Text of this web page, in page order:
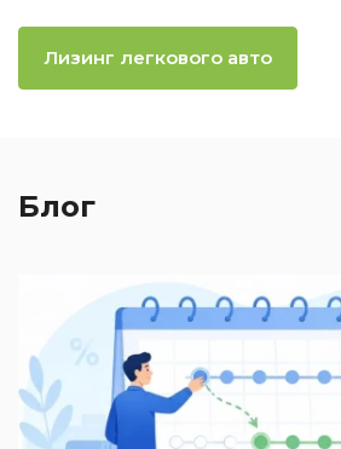
Лизинг легкового авто
Блог